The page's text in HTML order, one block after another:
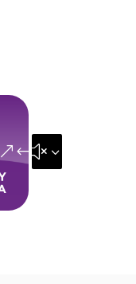
&#x35;